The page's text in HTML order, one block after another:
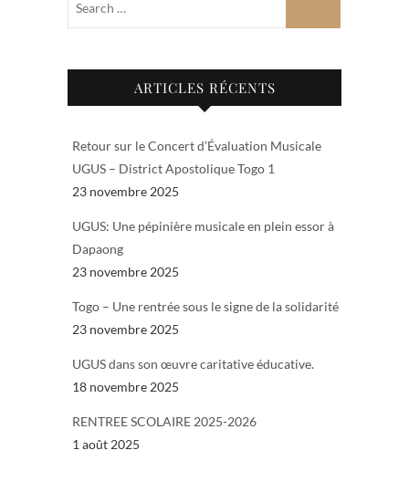
ARTICLES RÉCENTS
Retour sur le Concert d’Évaluation Musicale
UGUS – District Apostolique Togo 1
23 novembre 2025
UGUS: Une pépinière musicale en plein essor à
Dapaong
23 novembre 2025
Togo – Une rentrée sous le signe de la solidarité
23 novembre 2025
UGUS dans son œuvre caritative éducative.
18 novembre 2025
RENTREE SCOLAIRE 2025-2026
1 août 2025